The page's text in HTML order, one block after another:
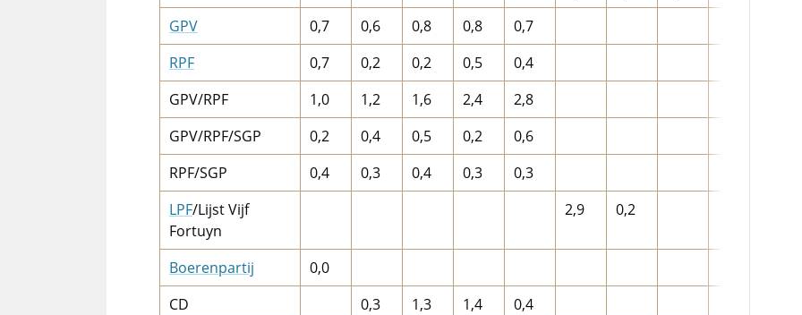
GPV
0,7 0,6 0,8 0,8
0,7
RPF
0,7 0,2 0,2 0,5
0,4
GPV/RPF
1,0 1,2 1,6 2,4
2,8
GPV/RPF/SGP
0,2 0,4 0,5 0,2
0,6
RPF/SGP
0,4 0,3 0,4 0,3
0,3
LPF/Lijst Vijf
Fortuyn
2,9 0,2
Boerenpartij
0,0
CD
0,3 1,3 1,4
0,4